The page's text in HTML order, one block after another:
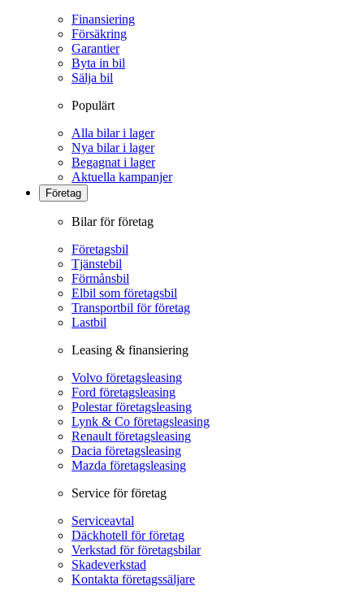
Finansiering
Försäkring
Garantier
Byta in bil
Sälja bil
Populärt
Alla bilar i lager
Nya bilar i lager
Begagnat i lager
Aktuella kampanjer
Företag
Bilar för företag
Företagsbil
Tjänstebil
Förmånsbil
Elbil som företagsbil
Transportbil för företag
Lastbil
Leasing & finansiering
Volvo företagsleasing
Ford företagsleasing
Polestar företagsleasing
Lynk & Co företagsleasing
Renault företagsleasing
Dacia företagsleasing
Mazda företagsleasing
Service för företag
Serviceavtal
Däckhotell för företag
Verkstad för företagsbilar
Skadeverkstad
Kontakta företagssäljare